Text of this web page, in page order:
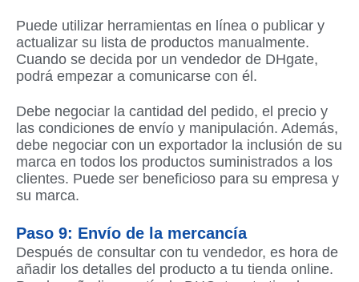
Puede utilizar herramientas en línea o publicar y
actualizar su lista de productos manualmente.
Cuando se decida por un vendedor de DHgate,
podrá empezar a comunicarse con él.
Debe negociar la cantidad del pedido, el precio y
las condiciones de envío y manipulación. Además,
debe negociar con un exportador la inclusión de su
marca en todos los productos suministrados a los
clientes. Puede ser beneficioso para su empresa y
su marca.
Paso 9: Envío de la mercancía
Después de consultar con tu vendedor, es hora de
añadir los detalles del producto a tu tienda online.